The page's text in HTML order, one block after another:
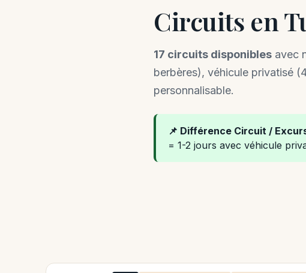
Circuits en
17 circuits disponibles avec
berbères), véhicule privatisé
personnalisable.
📌 Différence Circuit /
= 1-2 jours avec véhicule